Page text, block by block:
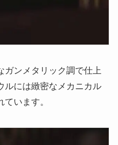
ガンメタリック調で仕上
ルには緻密なメカニカル
います。